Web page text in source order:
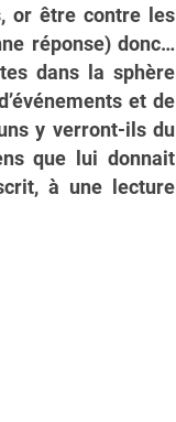
or être contre les
réponse) donc…
dans la sphère
et de
y verront-ils du
que lui donnait
à une lecture